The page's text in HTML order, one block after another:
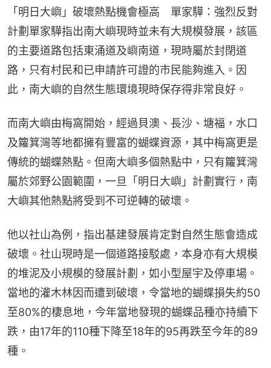
「明日大嶼」破壞熱點機會極高　單家驊：強烈反對
計劃單家驊指出南大嶼現時並未有大規模發展，該區
的主要道路包括東涌道及嶼南道，現時屬於封閉道
路，只有村民和已申請許可證的市民能夠進入。因
此，南大嶼的自然生態環境現時保存得非常良好。
而南大嶼由梅窩開始，經過貝澳、長沙、塘福，水口
及籮箕灣等地都擁有豐富的蝴蝶資源，其中梅窩更是
傳統的蝴蝶熱點。但南大嶼多個熱點中，只有籮箕灣
屬於郊野公園範圍，一旦「明日大嶼」計劃實行，南
大嶼其他熱點將受到不可逆轉的破壞。
他以社山為例，指出基建發展肯定對自然生態會造成
破壞。社山現時是一個道路接駁處，本身亦有大規模
的堆泥及小規模的發展計劃，如小型屋宇及停車場。
當地的灌木林因而遭到破壞，令當地的蝴蝶損失約50
至80%的棲息地，今年當地發現的蝴蝶品種亦持續下
跌，由17年的110種下降至18年的95再跌至今年的89
種。